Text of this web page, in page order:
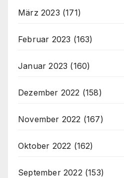
März 2023 (171)
Februar 2023 (163)
Januar 2023 (160)
Dezember 2022 (158)
November 2022 (167)
Oktober 2022 (162)
September 2022 (153)